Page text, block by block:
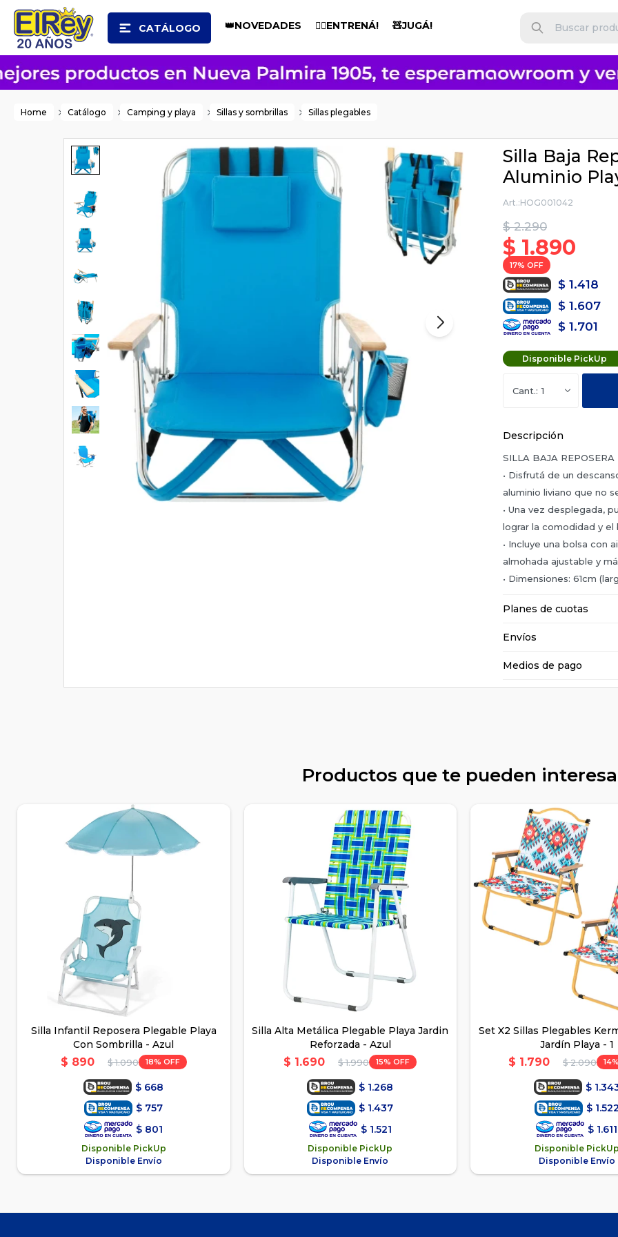
CATÁLOGO 👑NOVEDADES 🏋️‍♂️ENTRENÁ! 🧸JUGÁ!
Home Catálogo Camping y playa Sillas y sombrillas Sillas plegables
Silla Baja
Aluminio
HOG001042
$ 2.290
$ 1.890
17
$ 1.418
$ 1.607
$ 1.701
Disponible PickUp
1
Descripción
SILLA BAJA
• Disfrutá de un
aluminio liviano que no
• Una vez desplegada,
lograr la comodidad y
• Incluye una bolsa con
almohada ajustable y
• Dimensiones: 61cm
Planes de cuotas
Envíos
Medios de pago
Productos que te pueden
Silla Infantil Reposera Plegable Playa
Con Sombrilla - Azul
$ 890 $ 1.090 18
$ 668
$ 757
$ 801
Disponible PickUp
Disponible Envío
Silla Alta Metálica Plegable Playa Jardin
Reforzada - Azul
$ 1.690 $ 1.990 15
$ 1.268
$ 1.437
$ 1.521
Disponible PickUp
Disponible Envío
Set X2 Sillas Plegables
Jardín Playa - 1
$ 1.790 $ 2.090 14
$
$
$ 1.611
Disponible
Disponible Envío